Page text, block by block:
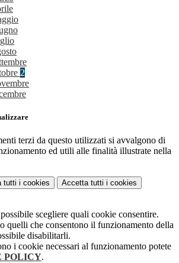
2
terzi da questo utilizzati si avvalgono di
ed utili alle finalità illustrate nella
tutti i cookies Accetta tutti i cookies
scegliere quali cookie consentire.
quelli che consentono il funzionamento della
disabilitarli.
i cookie necessari al funzionamento potete
POLICY.